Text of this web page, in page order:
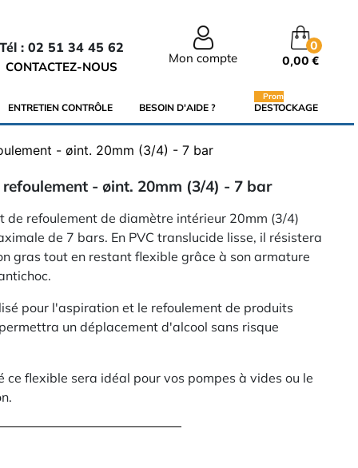
Tél : 02 51 34 45 62
CONTACTEZ-NOUS
Mon compte
0
0,00 €
ENTRETIEN CONTRÔLE BESOIN D'AIDE ? DESTOCKAGE
Promo
- øint. 20mm (3/4) - 7 bar
- øint. 20mm (3/4) - 7 bar
de refoulement de diamètre intérieur 20mm (3/4)
de 7 bars. En PVC translucide lisse, il résistera
gras tout en restant flexible grâce à son armature
pour l'aspiration et le refoulement de produits
un déplacement d'alcool sans risque
flexible sera idéal pour vos pompes à vides ou le